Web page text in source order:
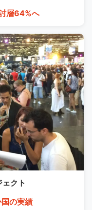
層64%へ
クト
の実績